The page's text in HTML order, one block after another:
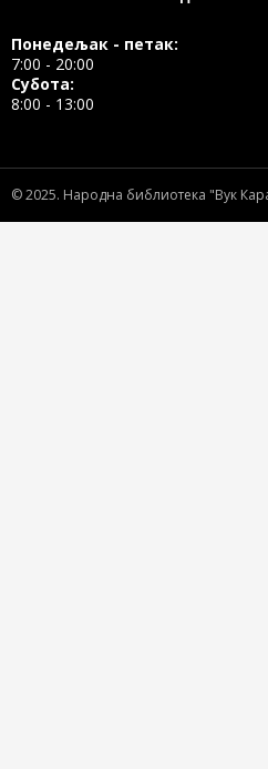
Понедељак - петак:
7:00 - 20:00
Субота:
8:00 - 13:00
© 2025. Народна библиотека "Вук